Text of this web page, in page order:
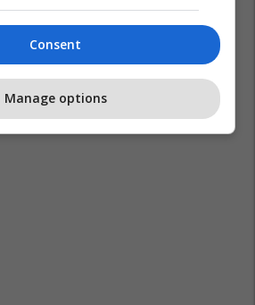
Consent
Manage options